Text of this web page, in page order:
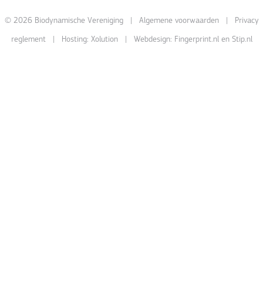
© 2026 Biodynamische Vereniging | Algemene voorwaarden| Privacy
reglement| Hosting: Xolution| Webdesign: Fingerprint.nlen Stip.nl